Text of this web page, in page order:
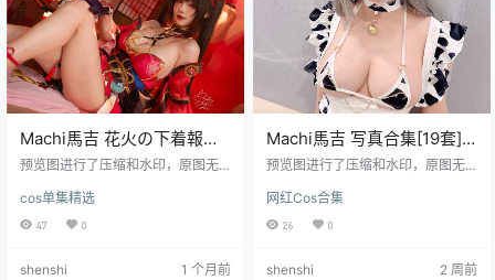
Machi馬吉 花火の下着報告
です[68P-571M]
预览图进行了压缩和水印，原图无
套花火把我拉回夏天 又到了每周固
定的更新盘点时间。前两天整理后
尤其是Machi馬吉的这套花火，光名
cos单集精选
47 0
shenshi 1 个月前
Machi馬吉 写真合集[19套]
[持续更新]
预览图进行了压缩和水印，原图无
更新1套,合集共19套。 资源目录 Ma
chi馬吉 001 Fern菲伦 [59P-248M
61P-185MB] 2025.03.24日更新：
网红Cos合集
26 0
shenshi 2 周前